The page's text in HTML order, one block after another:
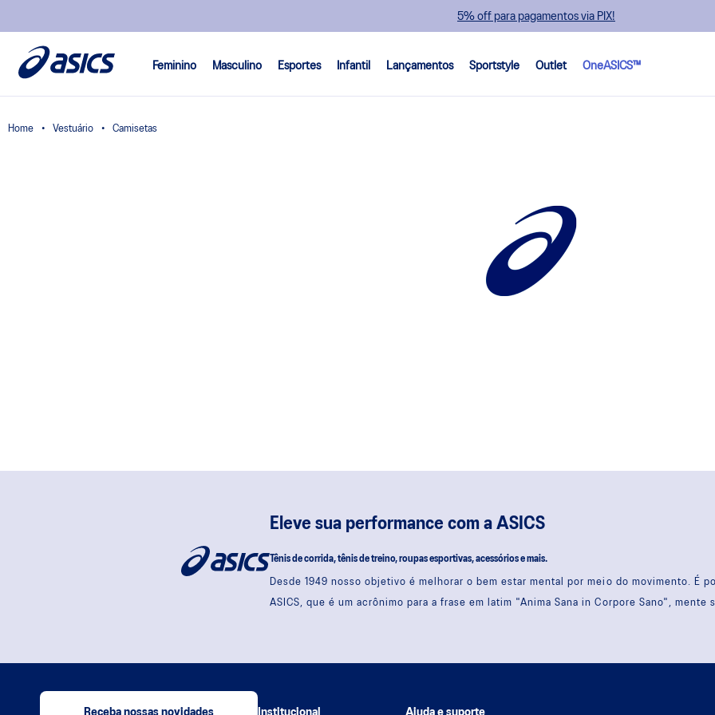
5% off para pagamentos via PIX!
Feminino Masculino Esportes Infantil Lançamentos Sportstyle Outlet OneASICS™
Vestuário Camisetas
Eleve sua performance com a ASICS
Tênis de corrida, tênis de treino, roupas esportivas, acessórios e mais.
Desde 1949 nosso objetivo é melhorar o bem estar mental por meio do movimento. É
ASICS, que é um acrônimo para a frase em latim "Anima Sana in Corpore Sano", mente
Receba nossas novidades Institucional Ajuda e suporte